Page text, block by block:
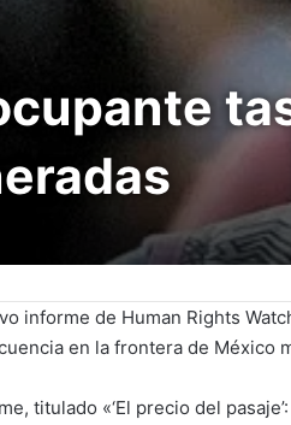
informe de Human Rights
en la frontera de México
titulado «‘El precio del